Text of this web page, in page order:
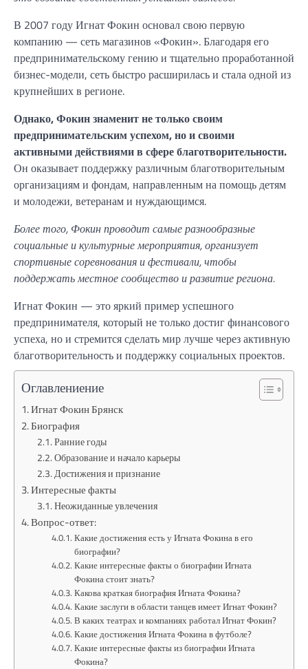
В 2007 году Игнат Фокин основал свою первую
компанию — сеть магазинов «Фокин». Благодаря его
предпринимательскому гению и тщательно проработанной
бизнес-модели, сеть быстро расширилась и стала одной из
крупнейших в регионе.
Однако, Фокин знаменит не только своим
предпринимательским успехом, но и своими
активными действиями в сфере благотворительности.
Он оказывает поддержку различным благотворительным
организациям и фондам, направленным на помощь детям
и молодежи, ветеранам и нуждающимся.
Более того, Фокин проводит самые разнообразные
социальные и культурные мероприятия, организует
спортивные соревнования и фестивали, чтобы
поддержать местное сообщество и развитие региона.
Игнат Фокин — это яркий пример успешного
предпринимателя, который не только достиг финансового
успеха, но и стремится сделать мир лучше через активную
благотворительность и поддержку социальных проектов.
Оглавлениение
Игнат Фокин Брянск
Биография
Ранние годы
Образование и начало карьеры
Достижения и признание
Интересные факты
Неожиданные увлечения
Вопрос-ответ:
Какие достижения есть у Игната Фокина в его
биографии?
Какие интересные факты о биографии Игната
Фокина стоит знать?
Какова краткая биография Игната Фокина?
Какие заслуги в области танцев имеет Игнат Фокин?
В каких театрах и компаниях работал Игнат Фокин?
Какие достижения Игната Фокина в футболе?
Какие интересные факты из биографии Игната
Фокина?